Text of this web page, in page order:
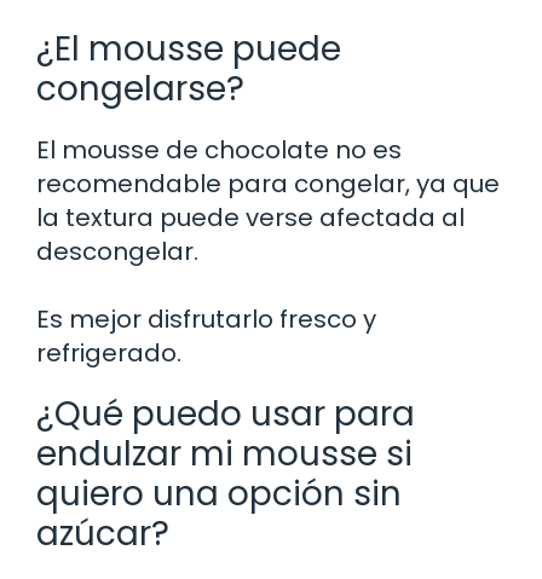
¿El mousse puede
congelarse?
El mousse de chocolate no es
recomendable para congelar, ya que
la textura puede verse afectada al
descongelar.
Es mejor disfrutarlo fresco y
refrigerado.
¿Qué puedo usar para
endulzar mi mousse si
quiero una opción sin
azúcar?